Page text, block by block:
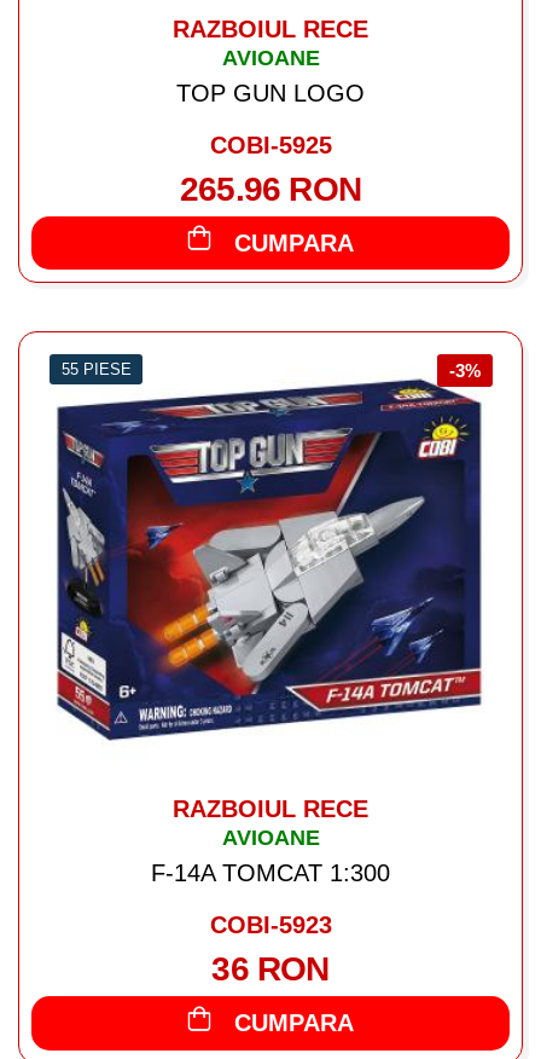
RAZBOIUL RECE
AVIOANE
TOP GUN LOGO
COBI-5925
265.96 RON
CUMPARA
-3%
55 PIESE
RAZBOIUL RECE
AVIOANE
F-14A TOMCAT 1:300
COBI-5923
36 RON
CUMPARA